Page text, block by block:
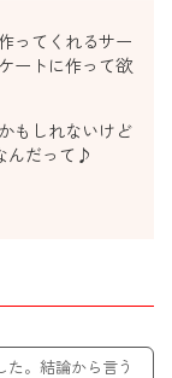
ってくれるサー
ートに作って欲
もしれないけど
んだって♪
た。結論から言う